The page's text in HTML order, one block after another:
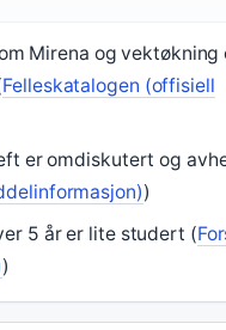
Mirena og vektøkning
Felleskatalogen (offisiell
er omdiskutert og
)
5 år er lite studert (
)